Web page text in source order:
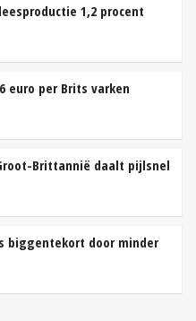
1,2 procent
euro per Brits varken
Brittannië daalt pijlsnel
biggentekort door minder